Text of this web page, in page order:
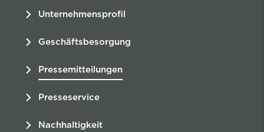
Unternehmensprofil
Geschäftsbesorgung
Pressemitteilungen
Presseservice
Nachhaltigkeit